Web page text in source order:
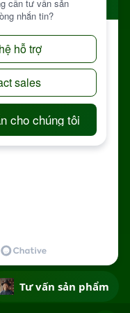
BẢN
明町6丁目308番地 ファミ
Tư vấn sản phẩm